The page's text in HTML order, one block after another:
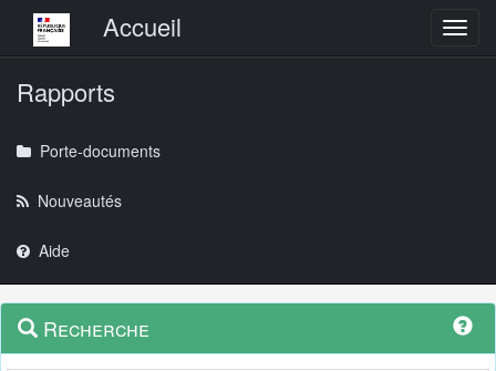
Menu principalAccueil
Rapports
Porte-documents
Nouveautés
Aide
Navigation
outils
Menu
contextuel
Recherche